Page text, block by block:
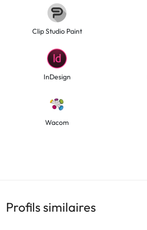
Clip Studio Paint
InDesign
Wacom
Profils similaires